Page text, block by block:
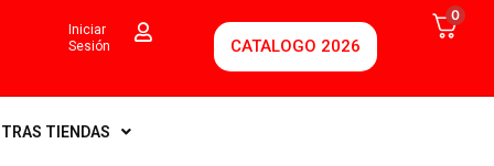
Iniciar
Sesión
CATALOGO 2026
0
TIENDAS